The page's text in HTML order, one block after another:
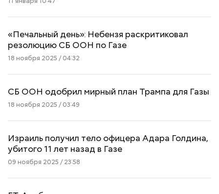
«Печальный день»: Небензя раскритиковал
резолюцию СБ ООН по Газе
18 ноября 2025 / 04:32
СБ ООН одобрил мирный план Трампа для Газы
18 ноября 2025 / 03:49
Израиль получил тело офицера Адара Голдина,
убитого 11 лет назад в Газе
09 ноября 2025 / 23:58